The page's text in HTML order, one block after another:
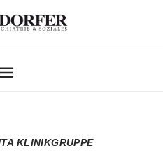
KLINIKGRUPPE